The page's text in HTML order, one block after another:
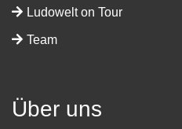
Ludowelt on Tour
Team
Über uns